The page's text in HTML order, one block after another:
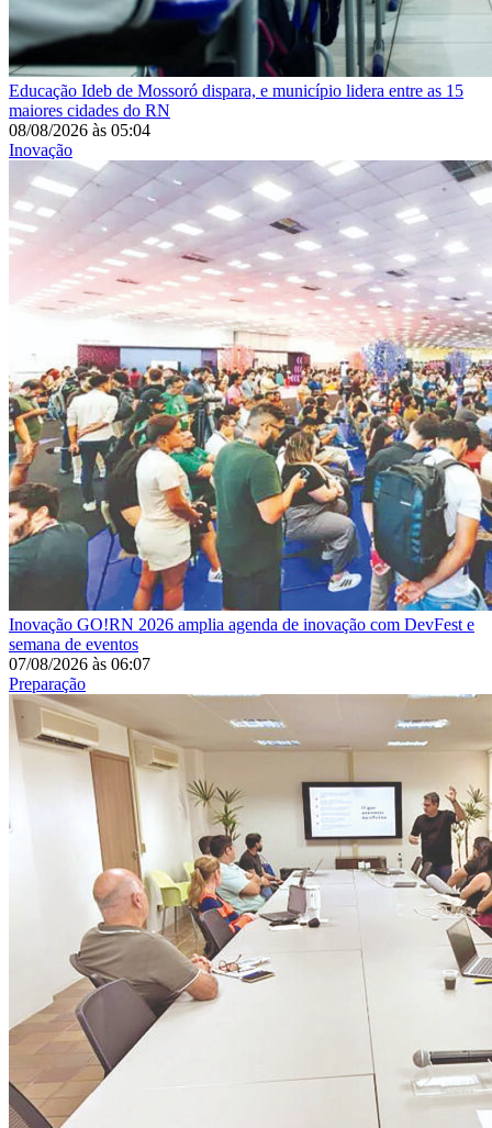
Educação Ideb de Mossoró dispara, e município lidera entre as 15
maiores cidades do RN
08/08/2026 às 05:04
Inovação
Inovação GO!RN 2026 amplia agenda de inovação com DevFest e
semana de eventos
07/08/2026 às 06:07
Preparação